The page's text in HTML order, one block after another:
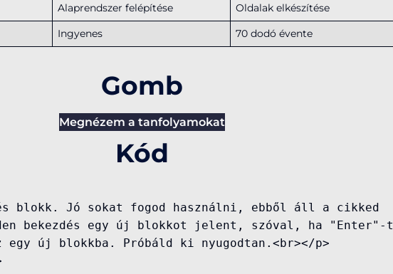
Alaprendszer felépítése
Oldalak elkészítése
Ingyenes 70 dodó évente
Gomb
Megnézem a tanfolyamokat
Kód
blokk. Jó sokat fogod használni, ebből áll a cikked
bekezdés egy új blokkot jelent, szóval, ha "Enter"-t
egy új blokkba. Próbáld ki nyugodtan.<br></p>